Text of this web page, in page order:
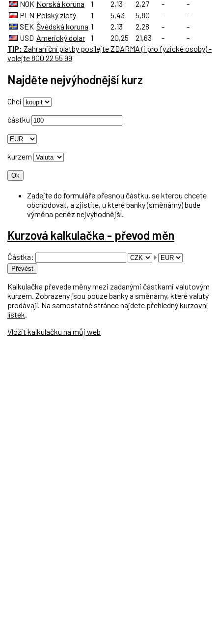
NOK Norská koruna 1 2,13 2,27 -
-
PLN Polský zlotý 1 5,43 5,80 -
-
SEK Švédská koruna 1 2,13 2,28 -
-
USD Americký dolar 1 20,25 21,63 -
-
TIP: Zahraniční platby posílejteZDARMA (i pro fyzické osoby) -
volejte 800 22 55 99
Najděte nejvýhodnější kurz
Chci
částku
kurzem
Zadejte do formuláře přesnou částku, se kterou chcete
obchodovat, a zjistíte, u které banky (směnárny) bude
výměna peněz nejvýhodnější.
Kurzová kalkulačka - převod měn
Částka:
Kalkulačka převede měny mezi zadanými částkami valutovým
kurzem. Zobrazeny jsou pouze banky a směnárny, které valuty
prodávají. Na samostatné stránce najdete přehlednýkurzovní
lístek.
Vložit kalkulačku na můj web